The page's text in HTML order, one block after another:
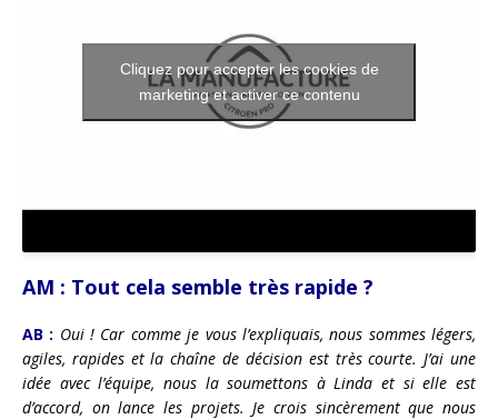
Cliquez pour accepter les cookies de
marketing et activer ce contenu
AM : Tout cela semble très rapide ?
AB : Oui ! Car comme je vous l’expliquais, nous sommes légers,
agiles, rapides et la chaîne de décision est très courte. J’ai une
idée avec l’équipe, nous la soumettons à Linda et si elle est
d’accord, on lance les projets. Je crois sincèrement que nous